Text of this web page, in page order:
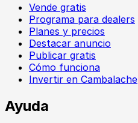
Vende gratis
Programa para dealers
Planes y precios
Destacar anuncio
Publicar gratis
Cómo funciona
Invertir en Cambalache
Ayuda